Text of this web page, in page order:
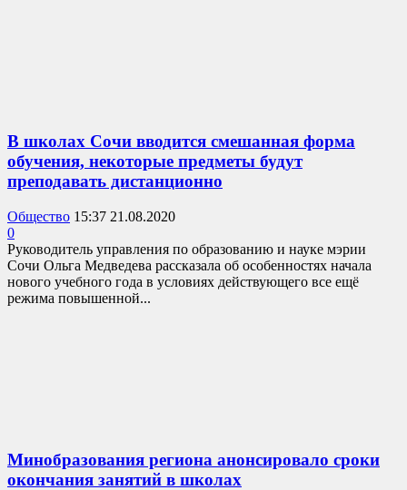
В школах Сочи вводится смешанная форма
обучения, некоторые предметы будут
преподавать дистанционно
Общество 15:37 21.08.2020
0
Руководитель управления по образованию и науке мэрии
Сочи Ольга Медведева рассказала об особенностях начала
нового учебного года в условиях действующего все ещё
режима повышенной...
Минобразования региона анонсировало сроки
окончания занятий в школах